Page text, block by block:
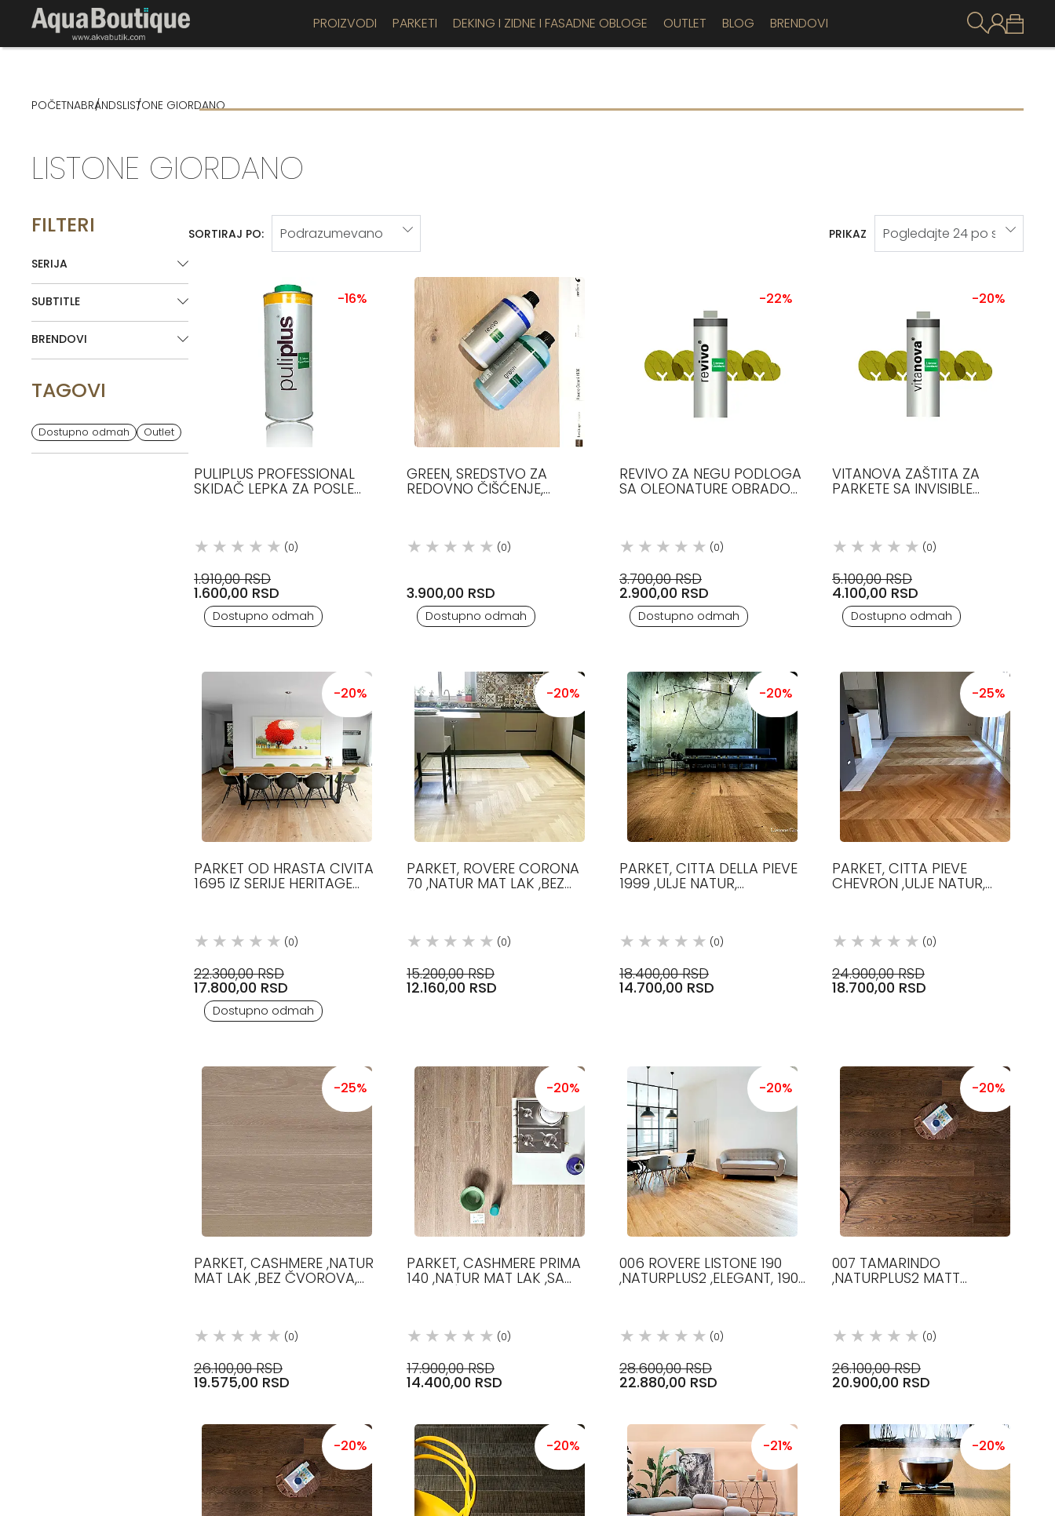
PROIZVODI PARKETI DEKING I ZIDNE I FASADNE OBLOGE OUTLET BLOG BRENDOVI
POČETNABRANDSLISTONE GIORDANO
LISTONE GIORDANO
FILTERI
SERIJA
SUBTITLE
BRENDOVI
TAGOVI
Dostupno odmah Outlet
SORTIRAJ PO: PRIKAZ
-16%
PULIPLUS PROFESSIONAL
SKIDAČ LEPKA ZA POSLE
(0)
1.910,00 RSD
1.600,00 RSD
Dostupno odmah
GREEN, SREDSTVO ZA
REDOVNO ČIŠĆENJE,
(0)
3.900,00 RSD
Dostupno odmah
-22%
REVIVO ZA NEGU PODLOGA
SA OLEONATURE OBRADOM
(0)
3.700,00 RSD
2.900,00 RSD
Dostupno odmah
-20%
VITANOVA ZAŠTITA ZA
PARKETE SA INVISIBLE
(0)
5.100,00 RSD
4.100,00 RSD
Dostupno odmah
-20%
PARKET OD HRASTA CIVITA
1695 IZ SERIJE HERITAGE
(0)
22.300,00 RSD
17.800,00 RSD
Dostupno odmah
-20%
PARKET, ROVERE CORONA
70 ,NATUR MAT LAK ,BEZ
(0)
15.200,00 RSD
12.160,00 RSD
-20%
PARKET, CITTA DELLA PIEVE
1999 ,ULJE NATUR,
(0)
18.400,00 RSD
14.700,00 RSD
-25%
PARKET, CITTA PIEVE
CHEVRON ,ULJE NATUR,
(0)
24.900,00 RSD
18.700,00 RSD
-25%
PARKET, CASHMERE ,NATUR
MAT LAK ,BEZ ČVOROVA,
(0)
26.100,00 RSD
19.575,00 RSD
-20%
PARKET, CASHMERE PRIMA
140 ,NATUR MAT LAK ,SA
(0)
17.900,00 RSD
14.400,00 RSD
-20%
006 ROVERE LISTONE 190
,NATURPLUS2 ,ELEGANT, 190
(0)
28.600,00 RSD
22.880,00 RSD
-20%
007 TAMARINDO
,NATURPLUS2 MATT
(0)
26.100,00 RSD
20.900,00 RSD
-20% -20% -21% -20%